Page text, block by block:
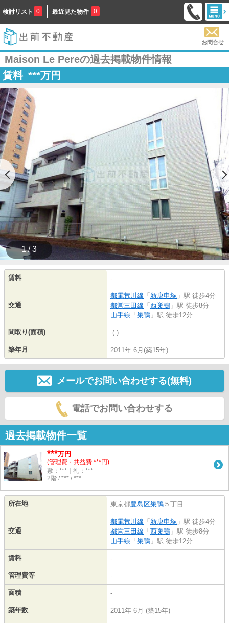
検討リスト 0 最近見た物件 0
お問合せ
Maison Le Pereの過去掲載物件情報
賃料 ***万円
1 / 3
賃料 -
交通
都電荒川線 「 新庚申塚 」駅 徒歩4分
都営三田線 「 西巣鴨 」駅 徒歩8分
山手線 「 巣鴨 」駅 徒歩12分
間取り(面積) -(-)
築年月 2011年 6月(築15年)
メールでお問い合わせする(無料)
電話でお問い合わせする
過去掲載物件一覧
***万円
(管理費・共益費 ***円)
敷：***｜礼：***
2階 / *** / ***
所在地 東京都豊島区巣鴨 ５丁目
交通
都電荒川線 「 新庚申塚 」駅 徒歩4分
都営三田線 「 西巣鴨 」駅 徒歩8分
山手線 「 巣鴨 」駅 徒歩12分
賃料 -
管理費等 -
面積 -
築年数 2011年 6月 (築15年)